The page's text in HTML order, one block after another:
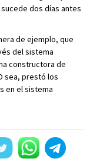
dos días antes
de ejemplo, que
del sistema
constructora de
sea, prestó los
en el sistema